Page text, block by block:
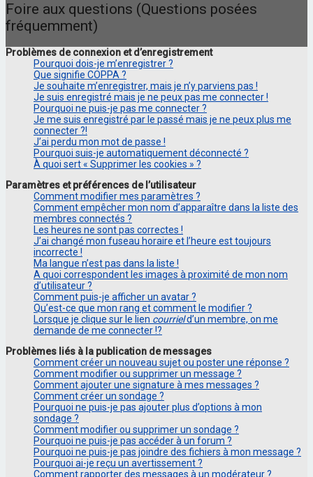
Foire aux questions (Questions posées
fréquemment)
Problèmes de connexion et d’enregistrement
Pourquoi dois-je m’enregistrer ?
Que signifie COPPA ?
Je souhaite m’enregistrer, mais je n’y parviens pas !
Je suis enregistré mais je ne peux pas me connecter !
Pourquoi ne puis-je pas me connecter ?
Je me suis enregistré par le passé mais je ne peux plus me
connecter ?!
J’ai perdu mon mot de passe !
Pourquoi suis-je automatiquement déconnecté ?
À quoi sert « Supprimer les cookies » ?
Paramètres et préférences de l’utilisateur
Comment modifier mes paramètres ?
Comment empêcher mon nom d’apparaître dans la liste des
membres connectés ?
Les heures ne sont pas correctes !
J’ai changé mon fuseau horaire et l’heure est toujours
incorrecte !
Ma langue n’est pas dans la liste !
A quoi correspondent les images à proximité de mon nom
d’utilisateur ?
Comment puis-je afficher un avatar ?
Qu’est-ce que mon rang et comment le modifier ?
Lorsque je clique sur le lien courrield’un membre, on me
demande de me connecter !?
Problèmes liés à la publication de messages
Comment créer un nouveau sujet ou poster une réponse ?
Comment modifier ou supprimer un message ?
Comment ajouter une signature à mes messages ?
Comment créer un sondage ?
Pourquoi ne puis-je pas ajouter plus d’options à mon
sondage ?
Comment modifier ou supprimer un sondage ?
Pourquoi ne puis-je pas accéder à un forum ?
Pourquoi ne puis-je pas joindre des fichiers à mon message ?
Pourquoi ai-je reçu un avertissement ?
Comment rapporter des messages à un modérateur ?